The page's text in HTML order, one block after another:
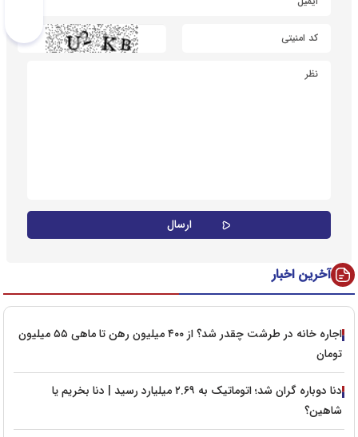
آخرین اخبار
اجاره خانه در طرشت چقدر شد؟ از ۴۰۰ میلیون رهن تا ماهی ۵۵ میلیون
تومان
دنا دوباره گران شد؛ اتوماتیک به ۲.۶۹ میلیارد رسید | دنا بخریم یا
شاهین؟